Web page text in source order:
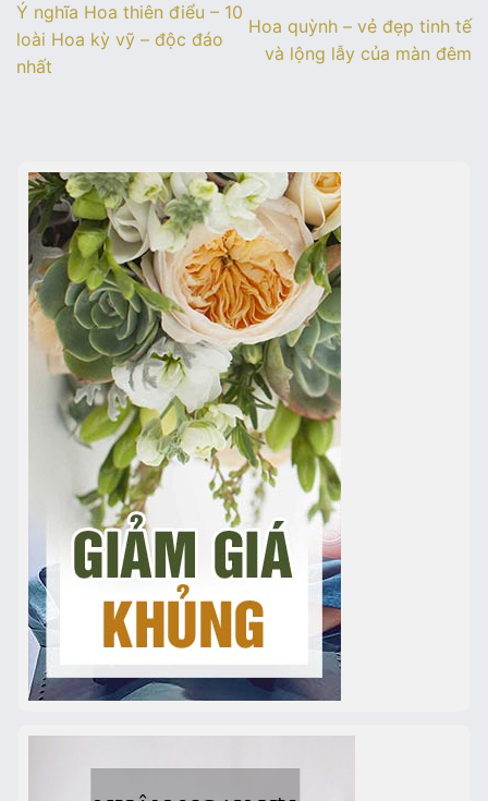
sống
Ý nghĩa Hoa thiên điểu – 10
loài Hoa kỳ vỹ – độc đáo
nhất
Hoa quỳnh – vẻ đẹp tinh tế
và lộng lẫy của màn đêm